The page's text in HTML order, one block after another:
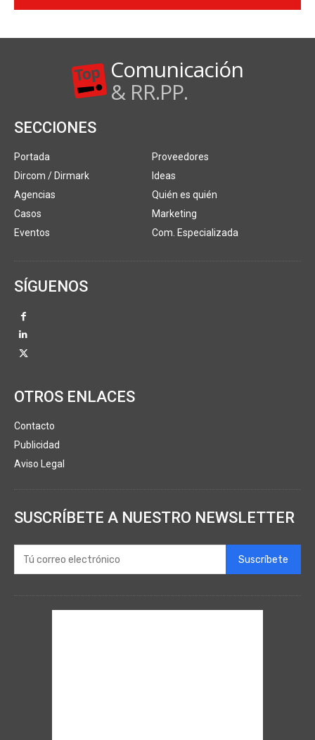
Comunicación
& RR.PP.
SECCIONES
Portada
Dircom / Dirmark
Agencias
Casos
Eventos
Proveedores
Ideas
Quién es quién
Marketing
Com. Especializada
SÍGUENOS
OTROS ENLACES
Contacto
Publicidad
Aviso Legal
SUSCRÍBETE A NUESTRO NEWSLETTER
Suscríbete